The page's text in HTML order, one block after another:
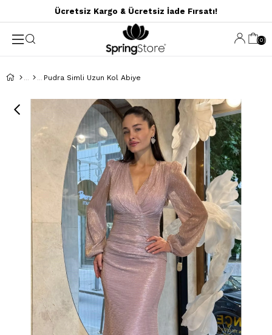
Ücretsiz Kargo & Ücretsiz İade Fırsatı!
0
Pudra Simli Uzun Kol Abiye